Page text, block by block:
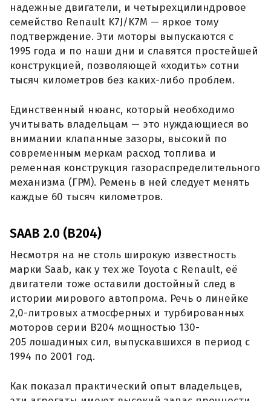
надежные двигатели, и четырехцилиндровое
семейство Renault K7J/K7M — яркое тому
подтверждение. Эти моторы выпускаются с
1995 года и по наши дни и славятся простейшей
конструкцией, позволяющей «ходить» сотни
тысяч километров без каких-либо проблем.
Единственный нюанс, который необходимо
учитывать владельцам — это нуждающиеся во
внимании клапанные зазоры, высокий по
современным меркам расход топлива и
ременная конструкция газораспределительного
механизма (ГРМ). Ремень в ней следует менять
каждые 60 тысяч километров.
SAAB 2.0 (B204)
Несмотря на не столь широкую известность
марки Saab, как у тех же Toyota с Renault, её
двигатели тоже оставили достойный след в
истории мирового автопрома. Речь о линейке
2,0-литровых атмосферных и турбированных
моторов серии B204 мощностью 130-
205 лошадиных сил, выпускавшихся в период с
1994 по 2001 год.
Как показал практический опыт владельцев,